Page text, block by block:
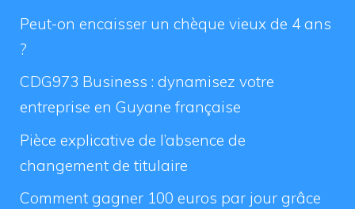
Peut-on encaisser un chèque vieux de 4 ans
?
CDG973 Business : dynamisez votre
entreprise en Guyane française
Pièce explicative de l’absence de
changement de titulaire
Comment gagner 100 euros par jour grâce